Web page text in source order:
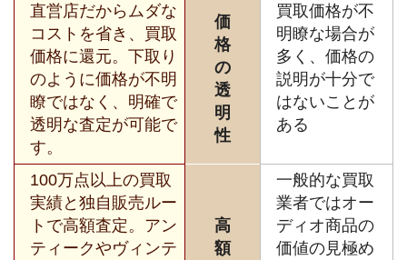
直営店だからムダな
コストを省き、買取
価格に還元。下取り
のように価格が不明
瞭ではなく、明確で
透明な査定が可能で
す。
価
格
の
透
明
性
買取価格が不
明瞭な場合が
多く、価格の
説明が十分で
はないことが
ある
100万点以上の買取
実績と独自販売ルー
トで高額査定。アン
ティークやヴィンテ
高
額
一般的な買取
業者ではオー
ディオ商品の
価値の見極め